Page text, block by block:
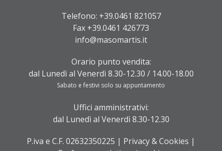
Telefono: +39.0461 821057
Fax +39.0461 426773
info@masomartis.it
Orario punto vendita:
dal Lunedì al Venerdì 8.30-12.30 / 14.00-18.00
Sabato e festivi solo su appuntamento
Uffici amministrativi:
dal Lunedì al Venerdì 8.30-12.30
P.iva e C.F. 02632350225 | Privacy & Cookies |